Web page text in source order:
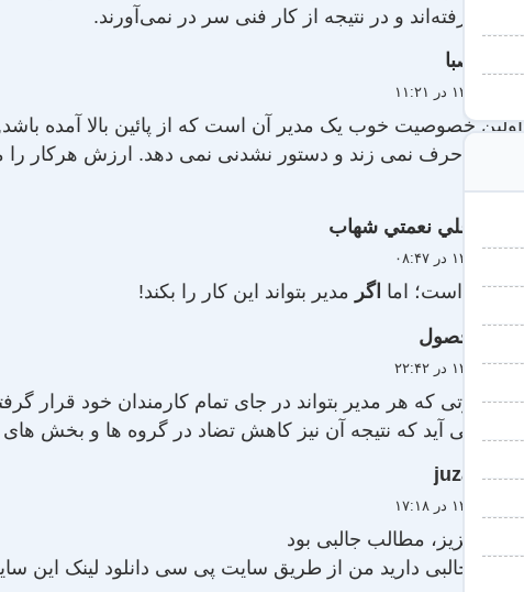
به بالا نرفته‌اند و در نتیجه از کار فنی سر در نمی‌آورند.
صبا
اولین خصوصیت خوب یک مدیر آن است که از پائین بالا آمده
فضائی حرف نمی زند و دستور نشدنی نمی دهد. ارزش هرکار را
علي نعمتي شهاب
درست است؛ اما اگر مدیر بتواند این کار را بکند!
حصول
۲۲ تیر ۱۳۸۹ در ۲۲:۴۲
در صورتی که هر مدیر بتواند در جای تمام کارمندان خود قرار
وجود می آید که نتیجه آن نیز کاهش تضاد در گروه ها و بخش
juza
سلام عزیز، مطالب جالبی بود
سایت جالبی دارید من از طریق سایت پی سی دانلود لینک این